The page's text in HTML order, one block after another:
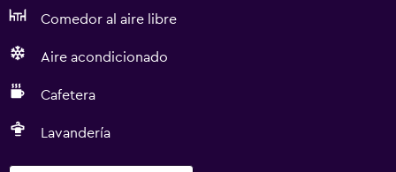
Comedor al aire libre
Aire acondicionado
Cafetera
Lavandería